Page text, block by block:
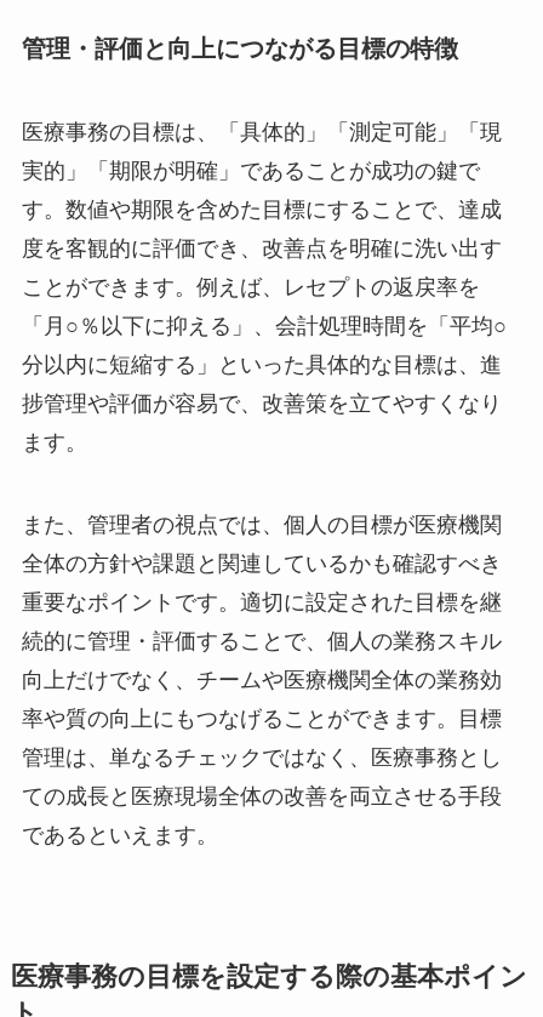
管理・評価と向上につながる目標の特徴
医療事務の目標は、「具体的」「測定可能」「現
実的」「期限が明確」であることが成功の鍵で
す。数値や期限を含めた目標にすることで、達成
度を客観的に評価でき、改善点を明確に洗い出す
ことができます。例えば、レセプトの返戻率を
「月○％以下に抑える」、会計処理時間を「平均○
分以内に短縮する」といった具体的な目標は、進
捗管理や評価が容易で、改善策を立てやすくなり
ます。
また、管理者の視点では、個人の目標が医療機関
全体の方針や課題と関連しているかも確認すべき
重要なポイントです。適切に設定された目標を継
続的に管理・評価することで、個人の業務スキル
向上だけでなく、チームや医療機関全体の業務効
率や質の向上にもつなげることができます。目標
管理は、単なるチェックではなく、医療事務とし
ての成長と医療現場全体の改善を両立させる手段
であるといえます。
医療事務の目標を設定する際の基本ポイン